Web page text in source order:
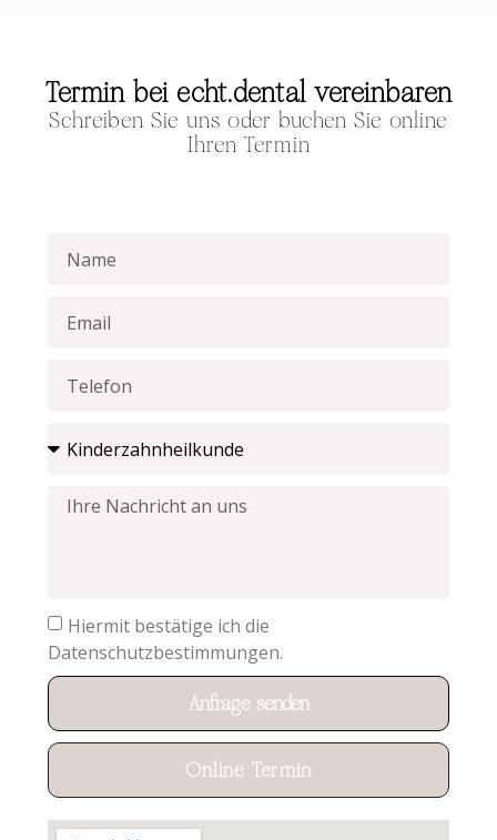
Termin bei echt.dental vereinbaren
Schreiben Sie uns oder buchen Sie online
Ihren Termin
Hiermit bestätige ich die
Datenschutzbestimmungen.
Anfrage senden
Online Termin